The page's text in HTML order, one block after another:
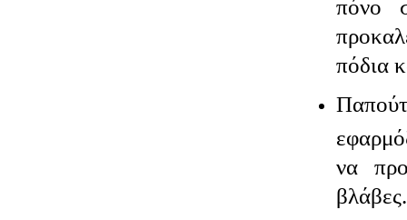
πόνο
πόδια
να
βλάβες.